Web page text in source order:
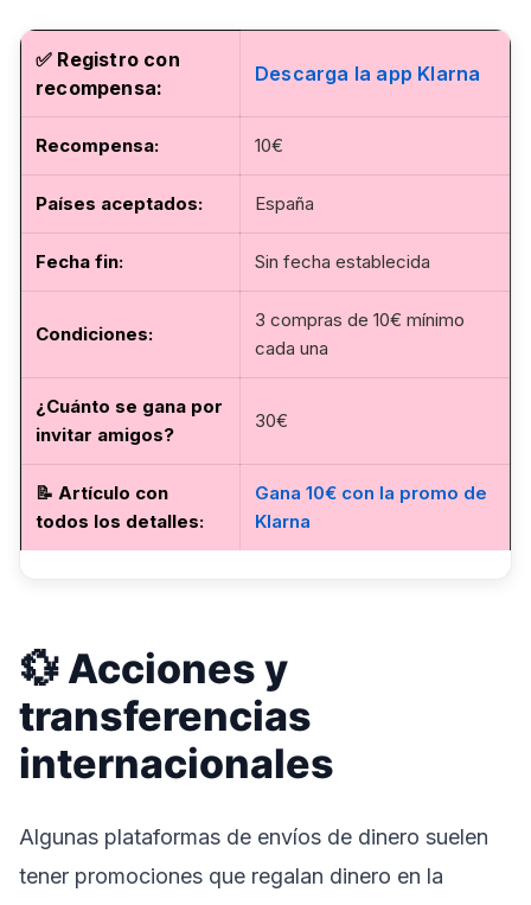
✅ Registro con
recompensa:
Descarga la app Klarna
Recompensa: 10€
Países aceptados: España
Fecha fin: Sin fecha establecida
Condiciones:
3 compras de 10€ mínimo
cada una
¿Cuánto se gana por
invitar amigos?
30€
📝 Artículo con
todos los detalles:
Gana 10€ con la promo de
Klarna
💱 Acciones y
transferencias
internacionales
Algunas plataformas de envíos de dinero suelen
tener promociones que regalan dinero en la